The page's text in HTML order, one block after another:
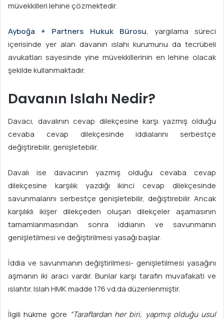
müvekkilleri lehine çözmektedir.
Ayboğa + Partners Hukuk Bürosu, yargılama süreci
içerisinde yer alan davanın ıslahı kurumunu da tecrübeli
avukatları sayesinde yine müvekkillerinin en lehine olacak
şekilde kullanmaktadır.
Davanın Islahı Nedir?
Davacı, davalının cevap dilekçesine karşı yazmış olduğu
cevaba cevap dilekçesinde iddialarını serbestçe
değiştirebilir, genişletebilir.
Davalı ise davacının yazmış olduğu cevaba cevap
dilekçesine karşılık yazdığı ikinci cevap dilekçesinde
savunmalarını serbestçe genişletebilir, değiştirebilir. Ancak
karşılıklı ikişer dilekçeden oluşan dilekçeler aşamasının
tamamlanmasından sonra iddianın ve savunmanın
genişletilmesi ve değiştirilmesi yasağı başlar.
İddia ve savunmanın değiştirilmesi- genişletilmesi yasağını
aşmanın iki aracı vardır. Bunlar karşı tarafın muvafakati ve
ıslahtır. Islah HMK madde 176 vd.da düzenlenmiştir.
İlgili hükme göre “Taraflardan her biri, yapmış olduğu usul